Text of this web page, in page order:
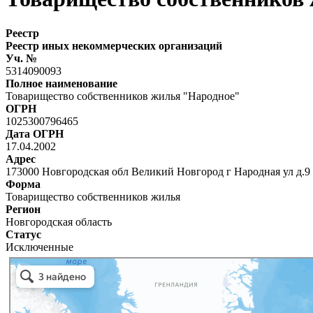
Реестр
Реестр иных некоммерческих организаций
Уч. №
5314090093
Полное наименование
Товарищество собственников жилья "Народное"
ОГРН
1025300796465
Дата ОГРН
17.04.2002
Адрес
173000 Новгородская обл Великий Новгород г Народная ул
Форма
Товарищество собственников жилья
Регион
Новгородская область
Статус
Исключенные